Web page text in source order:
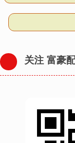
关注 富豪